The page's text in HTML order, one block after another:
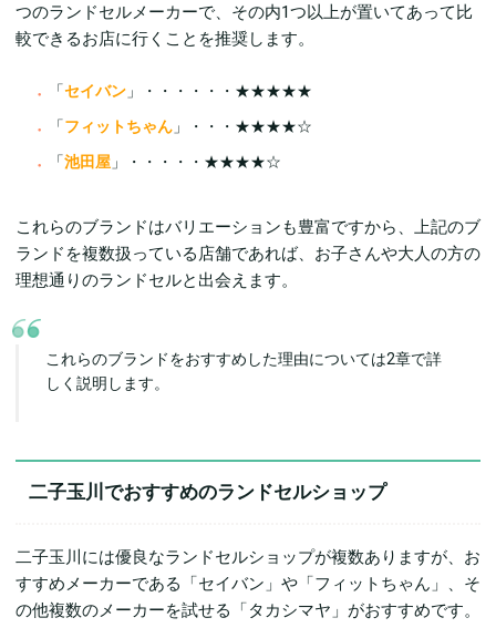
つのランドセルメーカーで、その内1つ以上が置いてあって比
較できるお店に行くことを推奨します。
「セイバン 」・・・・・・★★★★★
「フィットちゃん 」・・・★★★★☆
「池田屋 」・・・・・★★★★☆
これらのブランドはバリエーションも豊富ですから、上記のブ
ランドを複数扱っている店舗であれば、お子さんや大人の方の
理想通りのランドセルと出会えます。
これらのブランドをおすすめした理由については2章で詳
しく説明します。
二子玉川でおすすめのランドセルショップ
二子玉川には優良なランドセルショップが複数ありますが、お
すすめメーカーである「セイバン」や「フィットちゃん」、そ
の他複数のメーカーを試せる「タカシマヤ」がおすすめです。